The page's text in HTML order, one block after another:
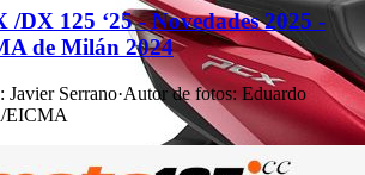
/DX 125 ‘25 - Novedades 2025 -
de Milán 2024
: Javier Serrano·Autor de fotos: Eduardo
EICMA